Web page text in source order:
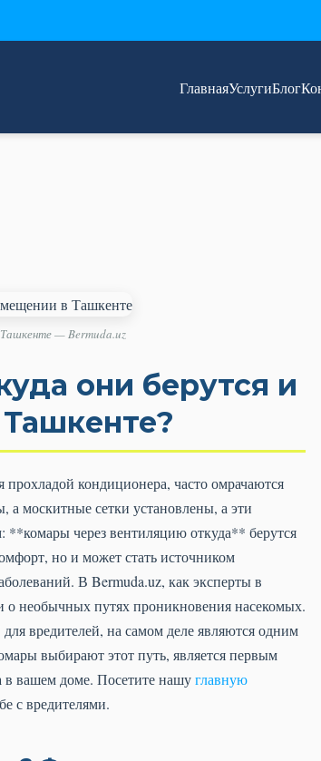
ГлавнаяУслугиБлог
— Bermuda.uz
они берутся и
кондиционера, часто омрачаются
а москитные сетки установлены, а эти
через вентиляцию откуда** берутся
но и может стать источником
В Bermuda.uz, как эксперты в
о необычных путях проникновения насекомых.
вредителей, на самом деле являются одним
выбирают этот путь, является первым
в вашем доме. Посетите нашуглавную
с вредителями.